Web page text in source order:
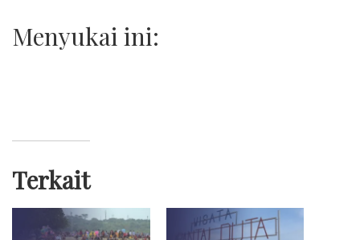
Menyukai ini:
Terkait